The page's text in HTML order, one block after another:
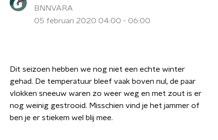
BNNVARA
05 februari 2020 04:00 - 06:00
Dit seizoen hebben we nog niet een echte winter
gehad. De temperatuur bleef vaak boven nul, de paar
vlokken sneeuw waren zo weer weg en met zout is er
nog weinig gestrooid. Misschien vind je het jammer of
ben je er stiekem wel blij mee.